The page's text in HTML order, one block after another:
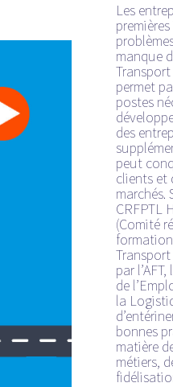
Les
manque
permet
postes
des
peut
clients et
marchés.
CRFPTL
(Comité
par
de
la
bonnes
matière
métiers,